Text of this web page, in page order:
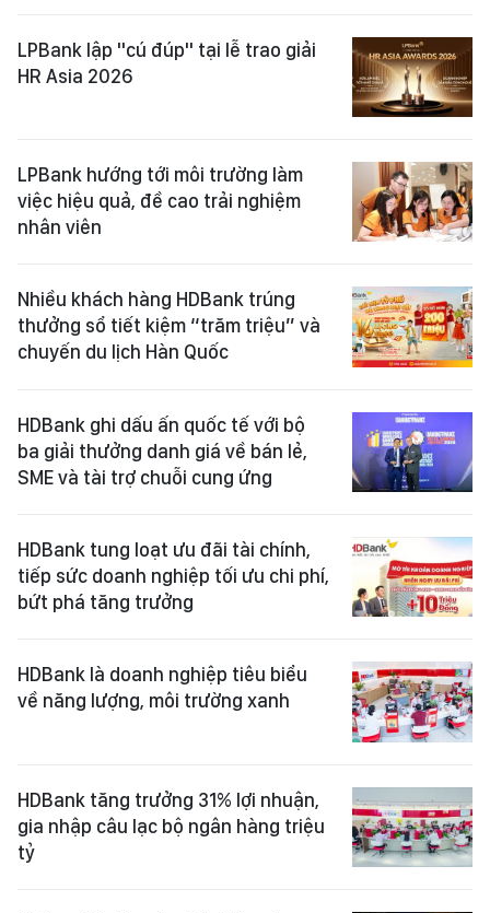
LPBank lập "cú đúp" tại lễ trao giải
HR Asia 2026
LPBank hướng tới môi trường làm
việc hiệu quả, đề cao trải nghiệm
nhân viên
Nhiều khách hàng HDBank trúng
thưởng sổ tiết kiệm “trăm triệu” và
chuyến du lịch Hàn Quốc
HDBank ghi dấu ấn quốc tế với bộ
ba giải thưởng danh giá về bán lẻ,
SME và tài trợ chuỗi cung ứng
HDBank tung loạt ưu đãi tài chính,
tiếp sức doanh nghiệp tối ưu chi phí,
bứt phá tăng trưởng
HDBank là doanh nghiệp tiêu biểu
về năng lượng, môi trường xanh
HDBank tăng trưởng 31% lợi nhuận,
gia nhập câu lạc bộ ngân hàng triệu
tỷ